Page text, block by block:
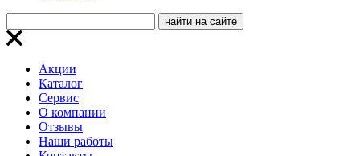
Акции
Каталог
Сервис
О компании
Отзывы
Наши работы